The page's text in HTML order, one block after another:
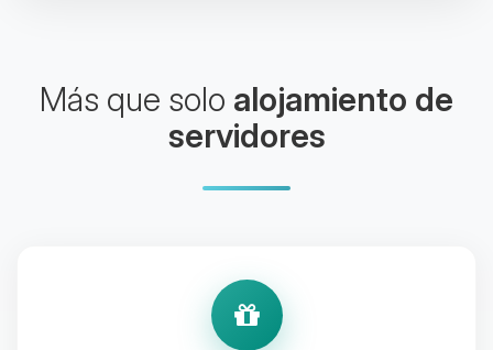
Más que solo alojamiento de
servidores